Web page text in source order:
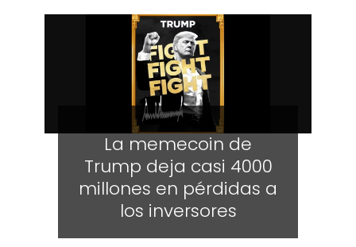
La memecoin de
Trump deja casi 4000
millones en pérdidas a
los inversores